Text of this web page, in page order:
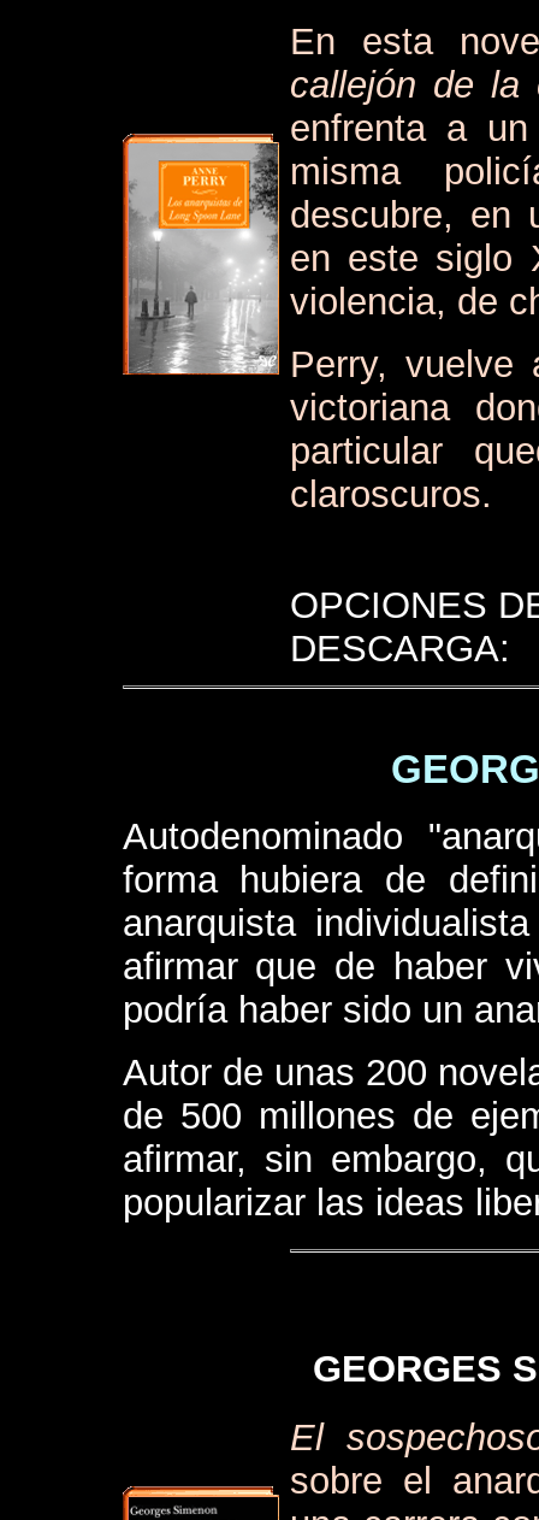
En esta
callejón de la
enfrenta a
misma
descubre, en
en este siglo
violencia, de
Perry, vuelve
victoriana
particular
claroscuros.
OPCIONES
DESCARGA:
Autodenominado
forma hubiera de
anarquista
afirmar que de haber
podría haber sido un
Autor de unas 200
de 500 millones de
afirmar, sin embargo,
popularizar las ideas
GEORGES
El
sobre el